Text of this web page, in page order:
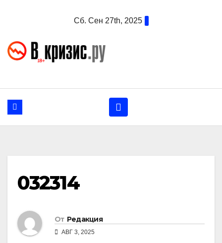
Сб. Сен 27th, 2025
032314
От Редакция
АВГ 3, 2025